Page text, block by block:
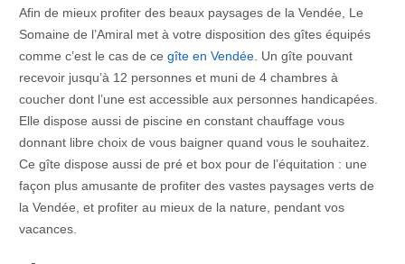
Afin de mieux profiter des beaux paysages de la Vendée, Le
Somaine de l’Amiral met à votre disposition des gîtes équipés
comme c’est le cas de ce gîte en Vendée. Un gîte pouvant
recevoir jusqu’à 12 personnes et muni de 4 chambres à
coucher dont l’une est accessible aux personnes handicapées.
Elle dispose aussi de piscine en constant chauffage vous
donnant libre choix de vous baigner quand vous le souhaitez.
Ce gîte dispose aussi de pré et box pour de l’équitation : une
façon plus amusante de profiter des vastes paysages verts de
la Vendée, et profiter au mieux de la nature, pendant vos
vacances.